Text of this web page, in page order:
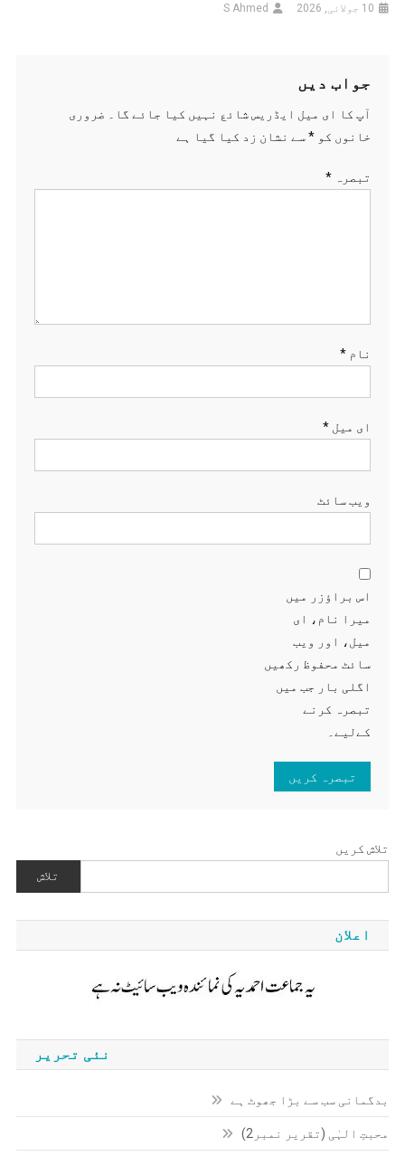
10 جولائی, 2026 S Ahmed
جواب دیں
آپ کا ای میل ایڈریس شائع نہیں کیا جائے گا۔
ضروری
خانوں کو *سے نشان زد کیا گیا ہے
تبصرہ *
نام *
ای میل *
ویب‌ سائٹ
اس براؤزر میں
میرا نام، ای
میل، اور ویب
سائٹ محفوظ رکھیں
اگلی بار جب میں
تبصرہ کرنے
کےلیے۔
تلاش کریں
تلاش
اعلان
نئی تحریر
بدگمانی سب سے بڑا جھوٹ ہے
محبتِ الہٰی (تقریر نمبر2)